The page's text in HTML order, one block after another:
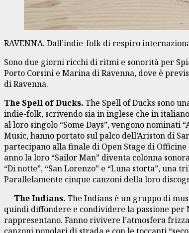
RAVENNA. Dall’indie-folk di respiro
Sono due giorni ricchi di ritmi e sonorità per
Porto Corsini e Marina di Ravenna, dove è
di Ravenna.
The Spell of Ducks. The Spell of Ducks sono
indie-folk, scrivendo sia in inglese che in
al loro singolo “Some Days”, vengono
Music, hanno portato sul palco dell’Ariston di
partecipano alla finale di Open Stage di Officine
anno la loro “Sailor Man” diventa colonna
“Di notte”, “San Lorenzo” e “Luna storta”,
Parallelamente cinque canzoni della loro
The Indians. The Indians è un gruppo di
quindi diffondere e condividere la passione per
rappresentano. Fanno rivivere l’atmosfera
canzoni popolari di strada e con le toccanti